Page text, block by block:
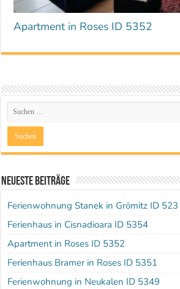
Apartment in Roses ID 5352
Neueste Beiträge
Ferienwohnung Stanek in Grömitz ID 523
Ferienhaus in Cisnadioara ID 5354
Apartment in Roses ID 5352
Ferienhaus Bramer in Roses ID 5351
Ferienwohnung in Neukalen ID 5349